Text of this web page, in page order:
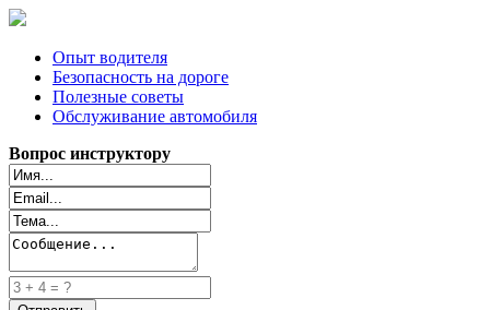
Опыт водителя
Безопасность на дороге
Полезные советы
Обслуживание автомобиля
Вопрос инструктору